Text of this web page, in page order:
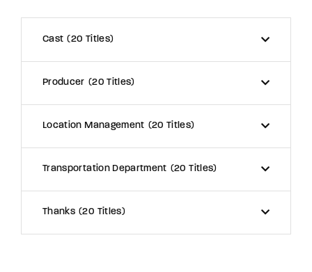
Cast 20 Titles
Producer 20 Titles
Location Management 20 Titles
Transportation Department 20 Titles
Thanks 20 Titles